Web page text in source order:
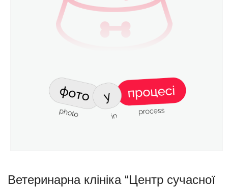
Ветеринарна клініка “Центр сучасної